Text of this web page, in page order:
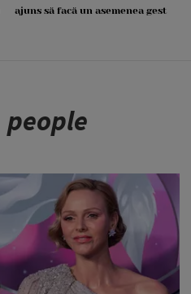
ajuns să facă un asemenea gest
people